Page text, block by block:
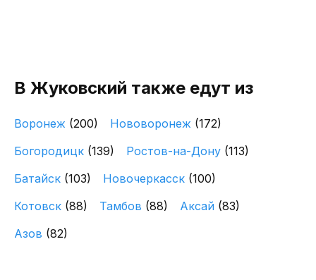
В Жуковский также едут из
Воронеж (200) Нововоронеж (172)
Богородицк (139) Ростов-на-Дону (113)
Батайск (103) Новочеркасск (100)
Котовск (88) Тамбов (88) Аксай (83)
Азов (82)